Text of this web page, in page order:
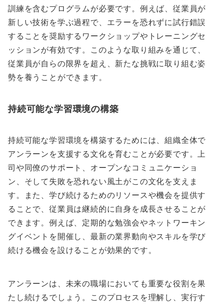
訓練を含むプログラムが必要です。例えば、従業員が
新しい技術を学ぶ過程で、エラーを恐れずに試行錯誤
することを奨励するワークショップやトレーニングセ
ッションが有効です。このような取り組みを通じて、
従業員が自らの限界を超え、新たな挑戦に取り組む姿
勢を養うことができます。
持続可能な学習環境の構築
持続可能な学習環境を構築するためには、組織全体で
アンラーンを支援する文化を育むことが必要です。上
司や同僚のサポート、オープンなコミュニケーショ
ン、そして失敗を恐れない風土がこの文化を支えま
す。また、学び続けるためのリソースや機会を提供す
ることで、従業員は継続的に自身を成長させることが
できます。例えば、定期的な勉強会やネットワーキン
グイベントを開催し、最新の業界動向やスキルを学び
続ける機会を設けることが効果的です。
アンラーンは、未来の職場においても重要な役割を果
たし続けるでしょう。このプロセスを理解し、実行す